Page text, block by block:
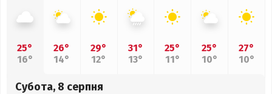
25°
16°
26°
14°
29°
12°
31°
13°
25°
11°
25°
10°
27°
10°
Субота, 8 серпня